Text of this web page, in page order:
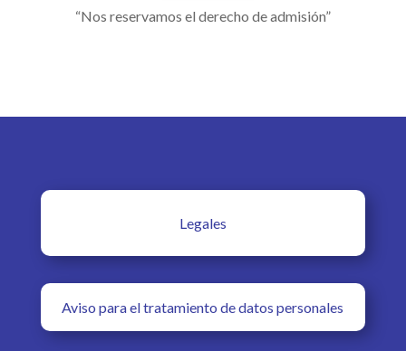
“Nos reservamos el derecho de admisión”
Legales
Aviso para el tratamiento de datos personales